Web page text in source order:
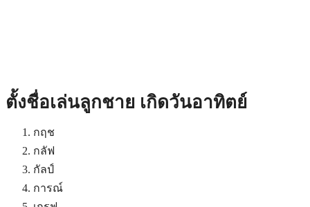
ตั้งชื่อเล่นลูกชาย เกิดวันอาทิตย์
กฤช
กลัฟ
กัลป์
การณ์